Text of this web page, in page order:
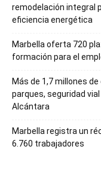
remodelación integral
eficiencia energética
Marbella oferta 720
formación para el
Más de 1,7 millones
parques, seguridad
Alcántara
Marbella registra un
6.760 trabajadores